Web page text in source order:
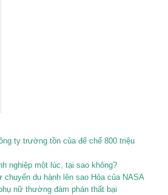
ty trường tồn của đế chế 800 triệu
nghiệp một lúc, tại sao không?
chuyến du hành lên sao Hỏa của NASA
nữ thường đàm phán thất bại